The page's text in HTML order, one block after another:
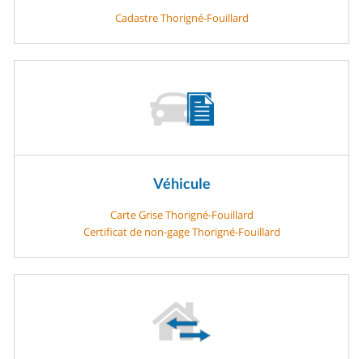
Cadastre Thorigné-Fouillard
Véhicule
Carte Grise Thorigné-Fouillard
Certificat de non-gage Thorigné-Fouillard